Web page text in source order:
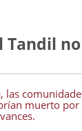
muerto por